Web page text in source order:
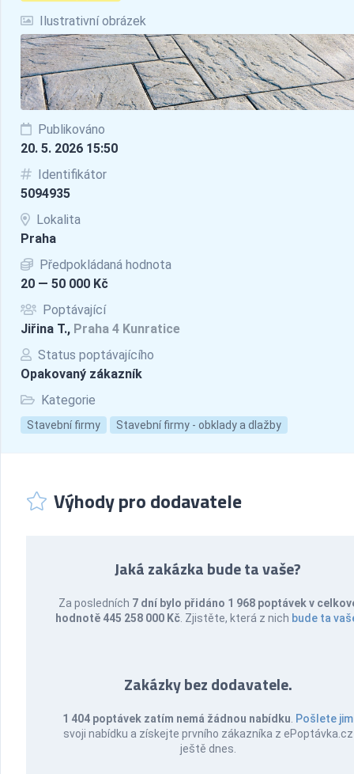
Ilustrativní obrázek
Publikováno
20. 5. 2026 15:50
Identifikátor
5094935
Lokalita
Praha
Předpokládaná hodnota
20 — 50 000 Kč
Poptávající
Jiřina T., Praha 4 Kunratice
Status poptávajícího
Opakovaný zákazník
Kategorie
Stavební firmy Stavební firmy - obklady a dlažby
Výhody pro dodavatele
Jaká zakázka bude ta vaše?
Za posledních 7 dní bylo přidáno 1 968 poptávek v
hodnotě 445 258 000 Kč . Zjistěte, která z nich bude ta
Zakázky bez dodavatele.
1 404 poptávek zatím nemá žádnou nabídku Pošlete jim
svoji nabídku a získejte prvního zákazníka z ePoptávka.cz
ještě dnes.